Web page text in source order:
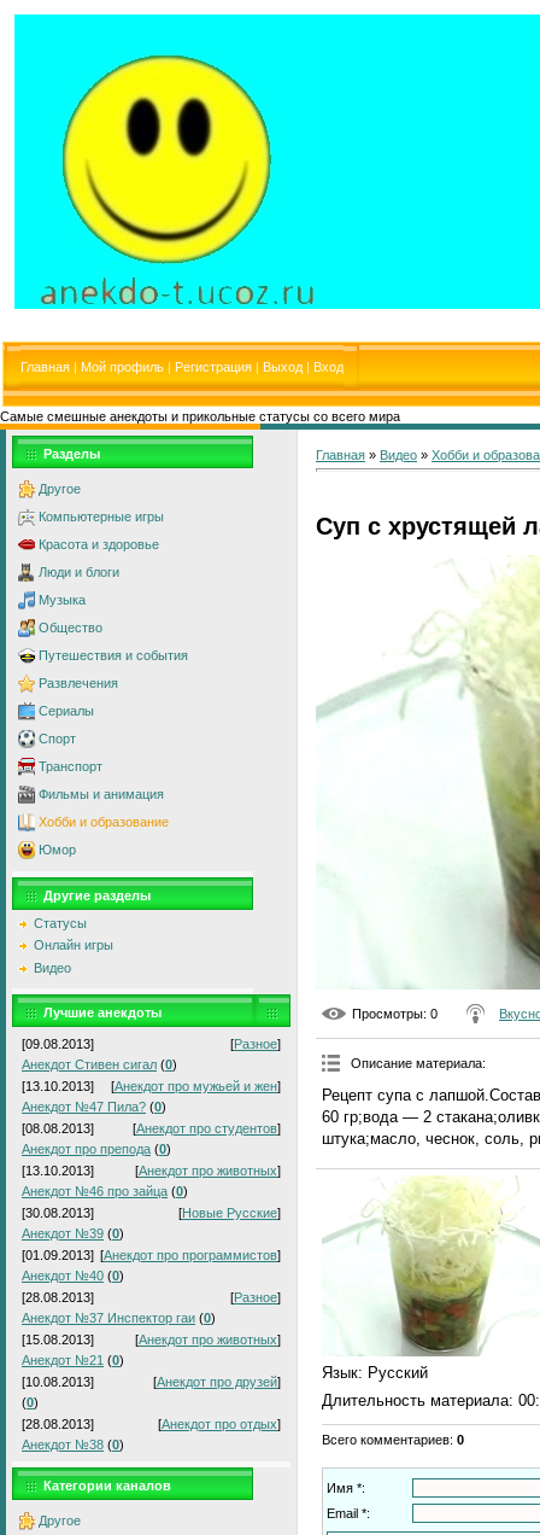
Главная | Мой профиль | Регистрация | Выход | Вход
Самые смешные анекдоты и прикольные статусы со всего мира
Разделы
Другое
Компьютерные игры
Красота и здоровье
Люди и блоги
Музыка
Общество
Путешествия и события
Развлечения
Сериалы
Спорт
Транспорт
Фильмы и анимация
Хобби и образование
Юмор
Другие разделы
Статусы
Онлайн игры
Видео
Лучшие анекдоты
[09.08.2013] [Разное]
Анекдот Стивен сигал (0)
[13.10.2013]
[Анекдот про мужьей и жен]
Анекдот №47 Пила? (0)
[08.08.2013]
[Анекдот про студентов]
Анекдот про препода (0)
[13.10.2013]
[Анекдот про животных]
Анекдот №46 про зайца (0)
[30.08.2013]
[Новые Русские]
Анекдот №39 (0)
[01.09.2013] [Анекдот про программистов]
Анекдот №40 (0)
[28.08.2013]
[Разное]
Анекдот №37 Инспектор гаи (0)
[15.08.2013]
[Анекдот про животных]
Анекдот №21 (0)
[10.08.2013]
[Анекдот про друзей]
(0)
[28.08.2013]
[Анекдот про отдых]
Анекдот №38 (0)
Категории каналов
Другое
Главная » Видео » Хобби и
Суп с хрустящей
Просмотры: 0
Описание материала:
Рецепт супа с
60 гр;вода — 2
штука;масло, чеснок, соль,
Язык: Русский
Длительность материала:
Всего комментариев: 0
Имя *:
Email *: